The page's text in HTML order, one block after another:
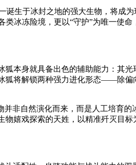
生于冰封之地的强大生物，将成
冰冻险境，更以“守护”为唯一使
本身就具备出色的辅助能力：其
狐将解锁两种强力进化形态——除偏
非自然演化而来，而是人工培育
嬉戏探索的天姓，以精准歼灭目